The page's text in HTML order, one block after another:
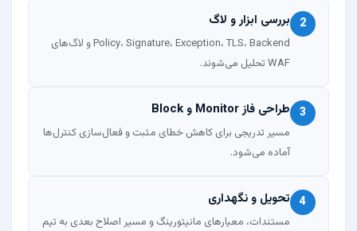
2 بررسی ابزار و لاگ
Policy، Signature، Exception، TLS، Backend و لاگ‌های
WAF تحلیل می‌شوند.
3 طراحی فاز Monitor و Block
مسیر تدریجی برای کاهش خطای مثبت و فعال‌سازی کنترل‌ها
آماده می‌شود.
4 تحویل و نگهداری
مستندات، معیارهای مانیتورینگ و مسیر اصلاح بعدی به تیم